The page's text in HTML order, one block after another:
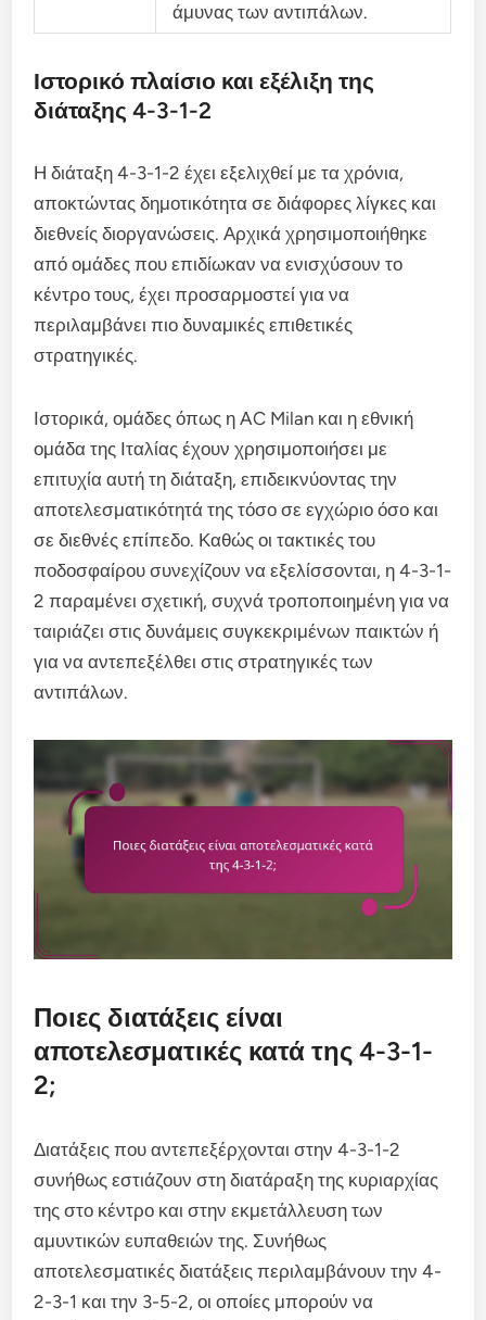
άμυνας των αντιπάλων.
Ιστορικό πλαίσιο και εξέλιξη της
διάταξης 4-3-1-2
Η διάταξη 4-3-1-2 έχει εξελιχθεί με τα χρόνια,
αποκτώντας δημοτικότητα σε διάφορες λίγκες και
διεθνείς διοργανώσεις. Αρχικά χρησιμοποιήθηκε
από ομάδες που επιδίωκαν να ενισχύσουν το
κέντρο τους, έχει προσαρμοστεί για να
περιλαμβάνει πιο δυναμικές επιθετικές
στρατηγικές.
Ιστορικά, ομάδες όπως η AC Milan και η εθνική
ομάδα της Ιταλίας έχουν χρησιμοποιήσει με
επιτυχία αυτή τη διάταξη, επιδεικνύοντας την
αποτελεσματικότητά της τόσο σε εγχώριο όσο και
σε διεθνές επίπεδο. Καθώς οι τακτικές του
ποδοσφαίρου συνεχίζουν να εξελίσσονται, η 4-3-1-
2 παραμένει σχετική, συχνά τροποποιημένη για να
ταιριάζει στις δυνάμεις συγκεκριμένων παικτών ή
για να αντεπεξέλθει στις στρατηγικές των
αντιπάλων.
Ποιες διατάξεις είναι
αποτελεσματικές κατά της 4-3-1-
2;
Διατάξεις που αντεπεξέρχονται στην 4-3-1-2
συνήθως εστιάζουν στη διατάραξη της κυριαρχίας
της στο κέντρο και στην εκμετάλλευση των
αμυντικών ευπαθειών της. Συνήθως
αποτελεσματικές διατάξεις περιλαμβάνουν την 4-
2-3-1 και την 3-5-2, οι οποίες μπορούν να